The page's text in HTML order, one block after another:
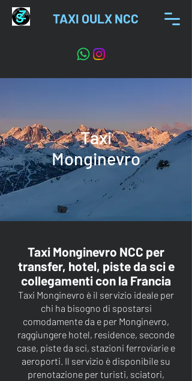
TAXI OULX NCC
Taxi
Monginevro
Taxi Monginevro NCC per
transfer, hotel, piste da sci e
collegamenti con la Francia
Taxi Monginevro è il servizio ideale per
chi ha bisogno di spostarsi
comodamente da e per Monginevro,
raggiungere hotel, residence, seconde
case, piste da sci, stazioni ferroviarie e
aeroporti. Il servizio è disponibile su
prenotazione per turisti, sciatori,